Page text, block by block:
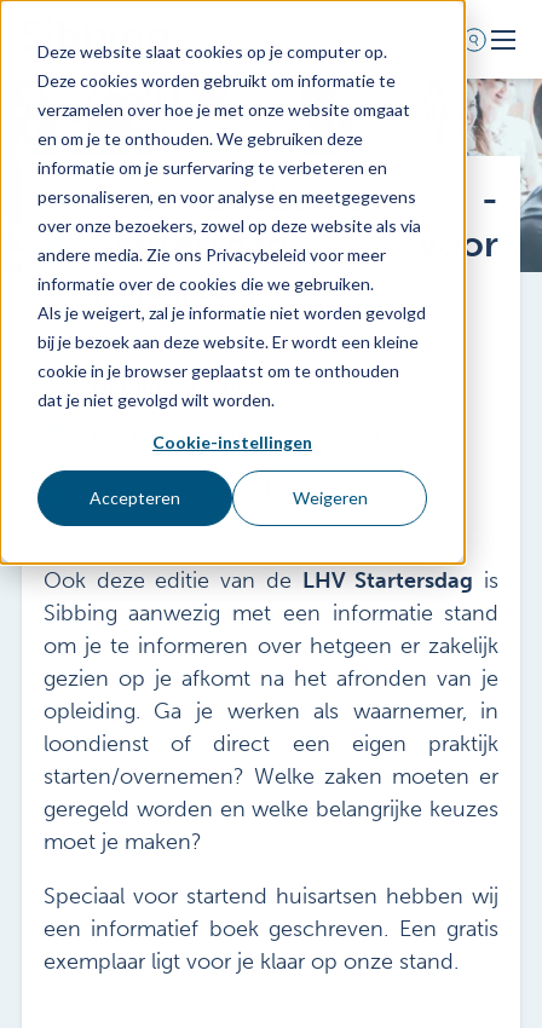
Deze website slaat cookies op je computer op.
Deze cookies worden gebruikt om informatie te
verzamelen over hoe je met onze website omgaat
en om je te onthouden. We gebruiken deze
informatie om je surfervaring te verbeteren en
personaliseren, en voor analyse en meetgegevens
over onze bezoekers, zowel op deze website als via
andere media. Zie ons Privacybeleid voor meer
informatie over de cookies die we gebruiken.
Als je weigert, zal je informatie niet worden gevolgd
bij je bezoek aan deze website. Er wordt een kleine
cookie in je browser geplaatst om te onthouden
dat je niet gevolgd wilt worden.
Cookie-instellingen
Accepteren Weigeren
Home
Voor wie
Diensten
Agenda
Over ons
Schade melden
Afspraak maken
0318 - 544 044
Nieuws
Mijn Sibbing
Contact
Informatiebeurs -
Startersdag voor
huisartsen
Datum: 2 oktober 2026
Locatie: De Fabrique Utrecht
Tijd: 08.30 uur - 16.30 uur
Ook deze editie van deLHV Startersdag is
Sibbing aanwezig met een informatie stand
om je te informeren over hetgeen er zakelijk
gezien op je afkomt na het afronden van je
opleiding. Ga je werken als waarnemer, in
loondienst of direct een eigen praktijk
starten/overnemen? Welke zaken moeten er
geregeld worden en welke belangrijke keuzes
moet je maken?
Speciaal voor startend huisartsen hebben wij
een informatief boek geschreven. Een gratis
exemplaar ligt voor je klaar op onze stand.